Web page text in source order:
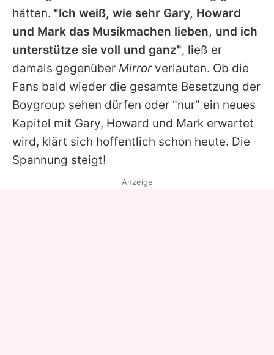
hätten. "Ich weiß, wie sehr Gary, Howard
und Mark das Musikmachen lieben, und ich
unterstütze sie voll und ganz", ließ er
damals gegenüber Mirrorverlauten. Ob die
Fans bald wieder die gesamte Besetzung der
Boygroup sehen dürfen oder "nur" ein neues
Kapitel mit Gary, Howard und Mark erwartet
wird, klärt sich hoffentlich schon heute. Die
Spannung steigt!
Anzeige